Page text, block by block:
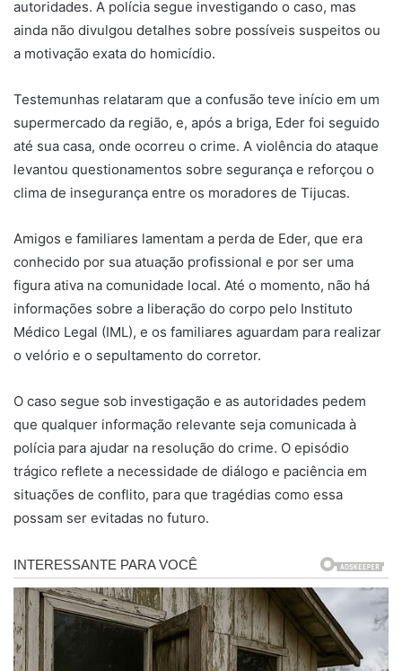
autoridades. A polícia segue investigando o caso, mas
ainda não divulgou detalhes sobre possíveis suspeitos ou
a motivação exata do homicídio.
Testemunhas relataram que a confusão teve início em um
supermercado da região, e, após a briga, Eder foi seguido
até sua casa, onde ocorreu o crime. A violência do ataque
levantou questionamentos sobre segurança e reforçou o
clima de insegurança entre os moradores de Tijucas.
Amigos e familiares lamentam a perda de Eder, que era
conhecido por sua atuação profissional e por ser uma
figura ativa na comunidade local. Até o momento, não há
informações sobre a liberação do corpo pelo Instituto
Médico Legal (IML), e os familiares aguardam para realizar
o velório e o sepultamento do corretor.
O caso segue sob investigação e as autoridades pedem
que qualquer informação relevante seja comunicada à
polícia para ajudar na resolução do crime. O episódio
trágico reflete a necessidade de diálogo e paciência em
situações de conflito, para que tragédias como essa
possam ser evitadas no futuro.